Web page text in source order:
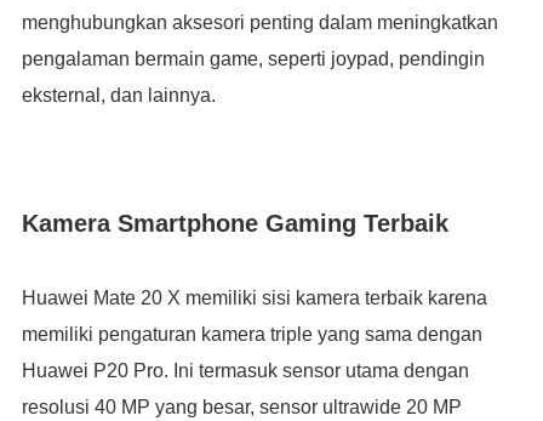
menghubungkan aksesori penting dalam meningkatkan
pengalaman bermain game, seperti joypad, pendingin
eksternal, dan lainnya.
Kamera Smartphone Gaming Terbaik
Huawei Mate 20 X memiliki sisi kamera terbaik karena
memiliki pengaturan kamera triple yang sama dengan
Huawei P20 Pro. Ini termasuk sensor utama dengan
resolusi 40 MP yang besar, sensor ultrawide 20 MP